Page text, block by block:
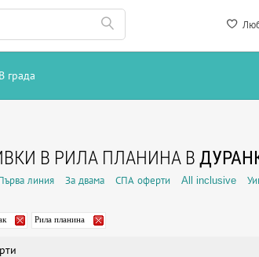
В града
В РИЛА ПЛАНИНА В
линия За двама СПА оферти All inclusive
Рила планина